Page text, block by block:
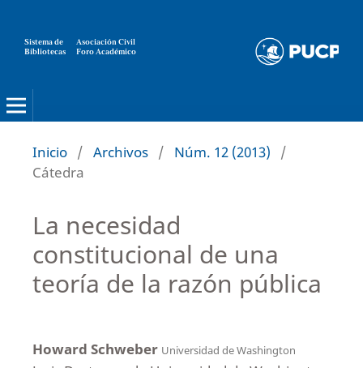
Sistema de
Bibliotecas
Asociación Civil
Foro Académico
Inicio / Archivos / Núm. 12 (2013)
/
Cátedra
La necesidad
constitucional de una
teoría de la razón pública
Howard Schweber Universidad de Washington